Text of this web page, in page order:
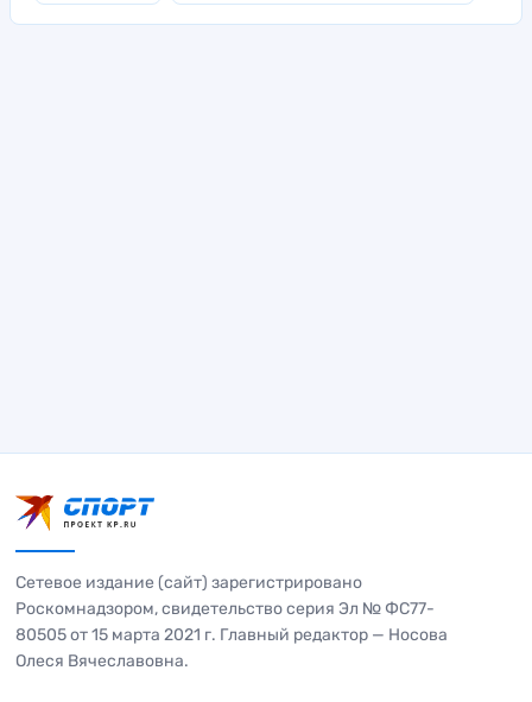
Сетевое издание (сайт) зарегистрировано
Роскомнадзором, свидетельство серия Эл № ФС77-
80505 от 15 марта 2021 г. Главный редактор — Носова
Олеся Вячеславовна.